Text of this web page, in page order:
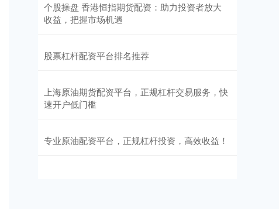
个股操盘 香港恒指期货配资：助力投资者放大
收益，把握市场机遇
股票杠杆配资平台排名推荐
上海原油期货配资平台，正规杠杆交易服务，快
速开户低门槛
专业原油配资平台，正规杠杆投资，高效收益！